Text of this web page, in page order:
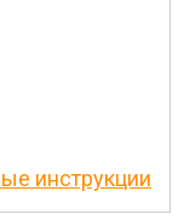
инструкции